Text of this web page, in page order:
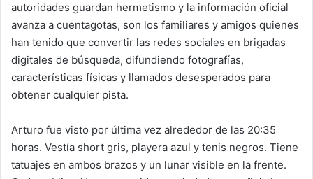
autoridades guardan hermetismo y la información oficial
avanza a cuentagotas, son los familiares y amigos quienes
han tenido que convertir las redes sociales en brigadas
digitales de búsqueda, difundiendo fotografías,
características físicas y llamados desesperados para
obtener cualquier pista.
Arturo fue visto por última vez alrededor de las 20:35
horas. Vestía short gris, playera azul y tenis negros. Tiene
tatuajes en ambos brazos y un lunar visible en la frente.